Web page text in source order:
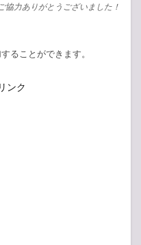
協力ありがとうございました！
ることができます。
ンク